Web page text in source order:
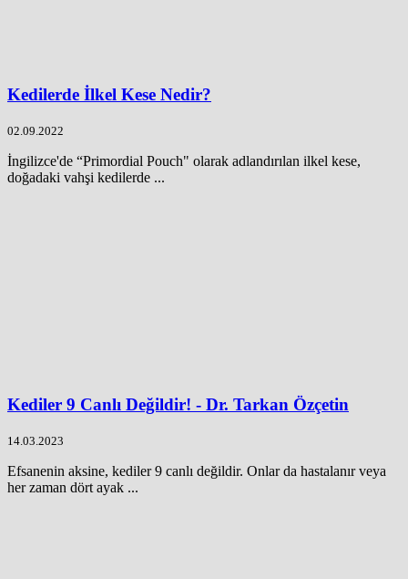
Kedilerde İlkel Kese Nedir?
02.09.2022
İngilizce'de “Primordial Pouch" olarak adlandırılan ilkel kese,
doğadaki vahşi kedilerde ...
Kediler 9 Canlı Değildir! - Dr. Tarkan Özçetin
14.03.2023
Efsanenin aksine, kediler 9 canlı değildir. Onlar da hastalanır veya
her zaman dört ayak ...